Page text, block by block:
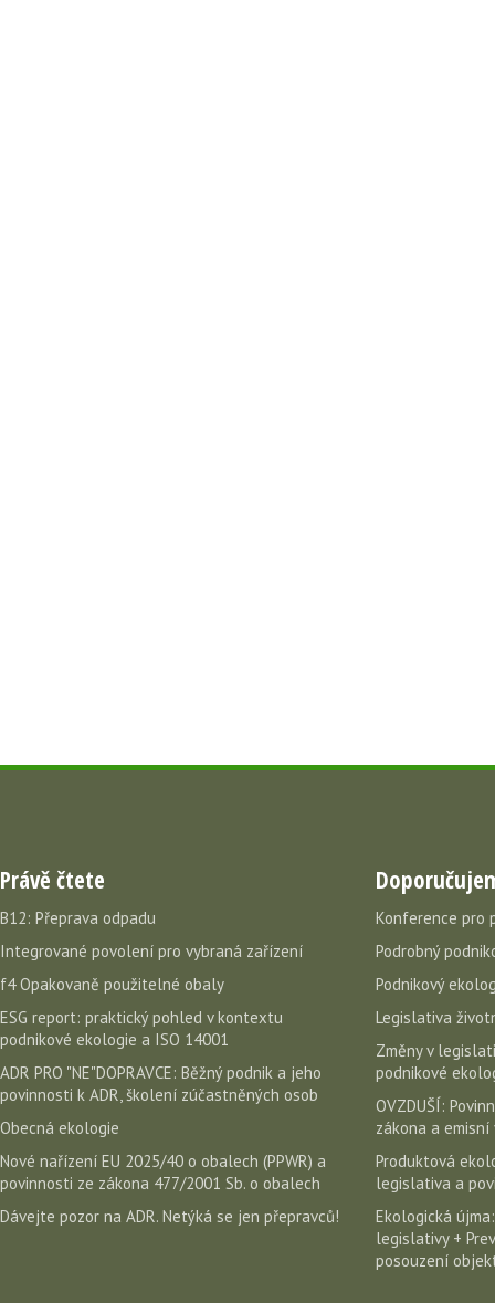
Právě čtete
B12: Přeprava odpadu
Integrované povolení pro vybraná zařízení
f4 Opakovaně použitelné obaly
ESG report: praktický pohled v kontextu
podnikové ekologie a ISO 14001
ADR PRO "NE"DOPRAVCE: Běžný podnik a jeho
povinnosti k ADR, školení zúčastněných osob
Obecná ekologie
Nové nařízení EU 2025/40 o obalech (PPWR) a
povinnosti ze zákona 477/2001 Sb. o obalech
Dávejte pozor na ADR. Netýká se jen přepravců!
Konference pro
Podrobný
Podnikový
Legislativa
Změny v
podnikové
OVZDUŠÍ:
zákona a emisní
Produktová
legislativa a
Ekologická
legislativy +
posouzení